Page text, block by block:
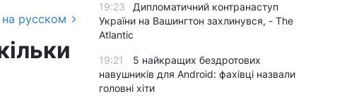
на русском
19:23
Дипломатичний контранаступ
України на Вашингтон захлинувся, - The
Atlantic
19:21
5 найкращих бездротових
навушників для Android: фахівці назвали
головні хіти